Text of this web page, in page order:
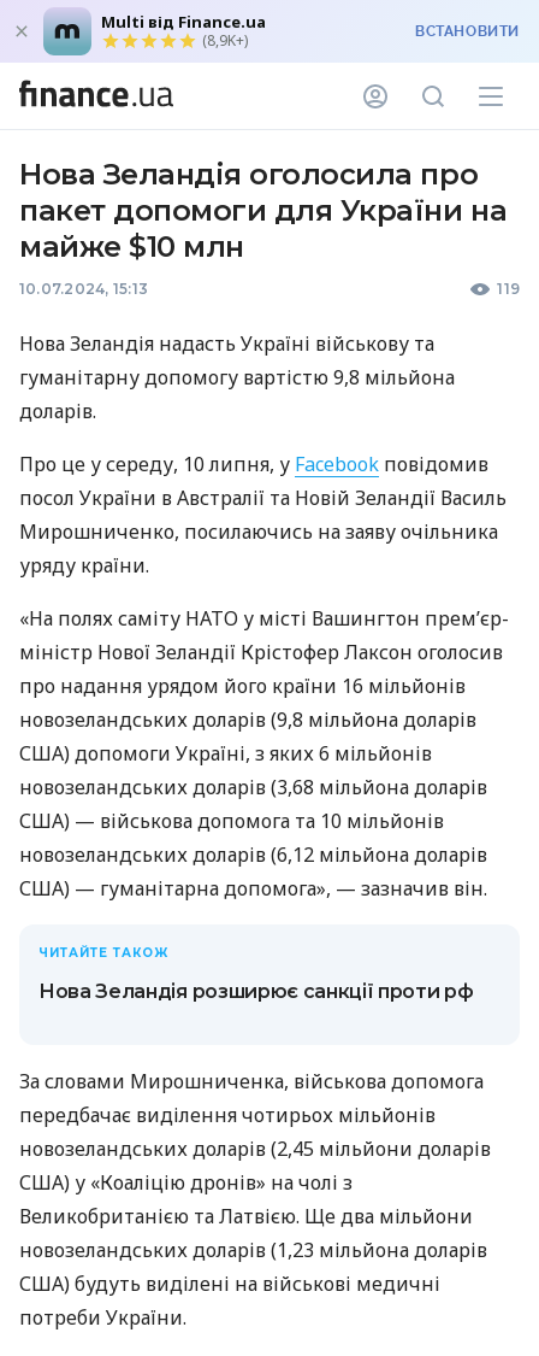
Multi від Finance.ua
(8,9K+) ВСТАНОВИТИ
Нова Зеландія оголосила про
пакет допомоги для України на
майже $10 млн
10.07.2024, 15:13 119
Нова Зеландія надасть Україні військову та
гуманітарну допомогу вартістю 9,8 мільйона
доларів.
Про це у середу, 10 липня, у Facebook повідомив
посол України в Австралії та Новій Зеландії Василь
Мирошниченко, посилаючись на заяву очільника
уряду країни.
«На полях саміту НАТО у місті Вашингтон прем’єр-
міністр Нової Зеландії Крістофер Лаксон оголосив
про надання урядом його країни 16 мільйонів
новозеландських доларів (9,8 мільйона доларів
США) допомоги Україні, з яких 6 мільйонів
новозеландських доларів (3,68 мільйона доларів
США) — військова допомога та 10 мільйонів
новозеландських доларів (6,12 мільйона доларів
США) — гуманітарна допомога», — зазначив він.
ЧИТАЙТЕ ТАКОЖ
Нова Зеландія розширює санкції проти рф
За словами Мирошниченка, військова допомога
передбачає виділення чотирьох мільйонів
новозеландських доларів (2,45 мільйони доларів
США) у «Коаліцію дронів» на чолі з
Великобританією та Латвією. Ще два мільйони
новозеландських доларів (1,23 мільйона доларів
США) будуть виділені на військові медичні
потреби України.